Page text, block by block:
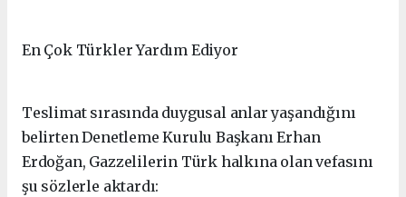
En Çok Türkler Yardım Ediyor
Teslimat sırasında duygusal anlar yaşandığını
belirten Denetleme Kurulu Başkanı Erhan
Erdoğan, Gazzelilerin Türk halkına olan vefasını
şu sözlerle aktardı: